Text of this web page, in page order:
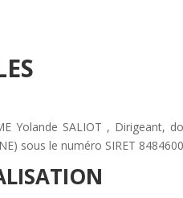
Yolande SALIOT , Dirigeant,
sous le numéro SIRET